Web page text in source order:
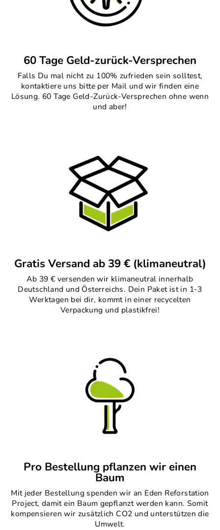
60 Tage Geld-zurück-Versprechen
Falls Du mal nicht zu 100% zufrieden sein solltest,
kontaktiere uns bitte per Mail und wir finden eine
Lösung. 60 Tage Geld-Zurück-Versprechen ohne wenn
und aber!
Gratis Versand ab 39 € (klimaneutral)
Ab 39 € versenden wir klimaneutral innerhalb
Deutschland und Österreichs. Dein Paket ist in 1-3
Werktagen bei dir, kommt in einer recycelten
Verpackung und plastikfrei!
Pro Bestellung pflanzen wir einen
Baum
Mit jeder Bestellung spenden wir an Eden Reforstation
Project, damit ein Baum gepflanzt werden kann. Somit
kompensieren wir zusätzlich CO2 und unterstützen die
Umwelt.